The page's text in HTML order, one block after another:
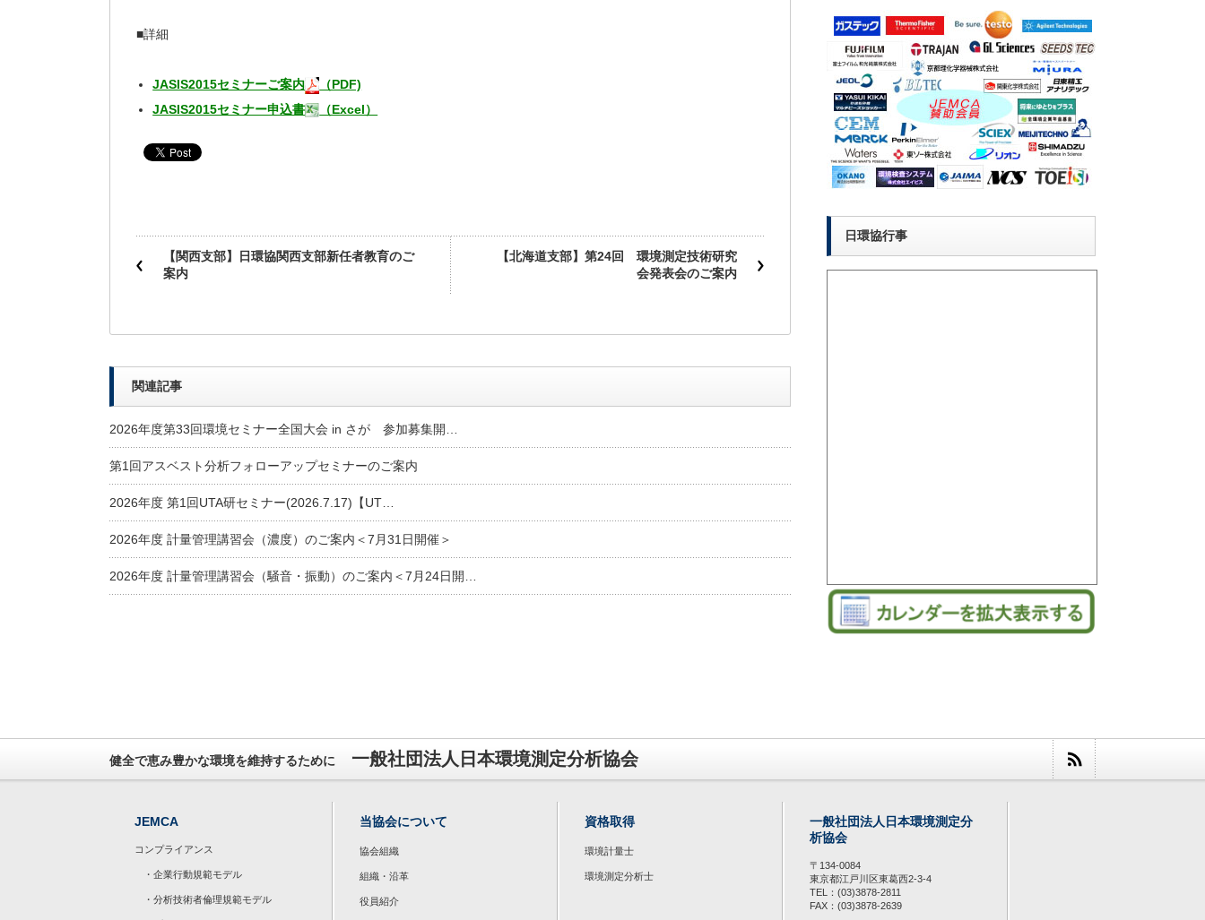
■詳細
JASIS2015セミナーご案内
（PDF)
JASIS2015セミナー申込書
（Excel）
【関西支部】日環協関西支部新任者教育のご
案内
【北海道支部】第24回 環境測定技術研究
会発表会のご案内
関連記事
2026年度第33回環境セミナー全国大会 in さが 参加募集開…
第1回アスベスト分析フォローアップセミナーのご案内
2026年度 第1回UTA研セミナー(2026.7.17)【UT…
2026年度 計量管理講習会（濃度）のご案内＜7月31日開催＞
2026年度 計量管理講習会（騒音・振動）のご案内＜7月24日開…
日環協行事
健全で恵み豊かな環境を維持するために 一般社団法人日本環境測定分析協会
JEMCA
コンプライアンス
・企業行動規範モデル
・分析技術者倫理規範モデル
当協会について
協会組織
組織・沿革
役員紹介
資格取得
環境計量士
環境測定分析士
一般社団法人日本環境測定分
析協会
〒134-0084
東京都江戸川区東葛西2-3-4
TEL：(03)3878-2811
FAX：(03)3878-2639